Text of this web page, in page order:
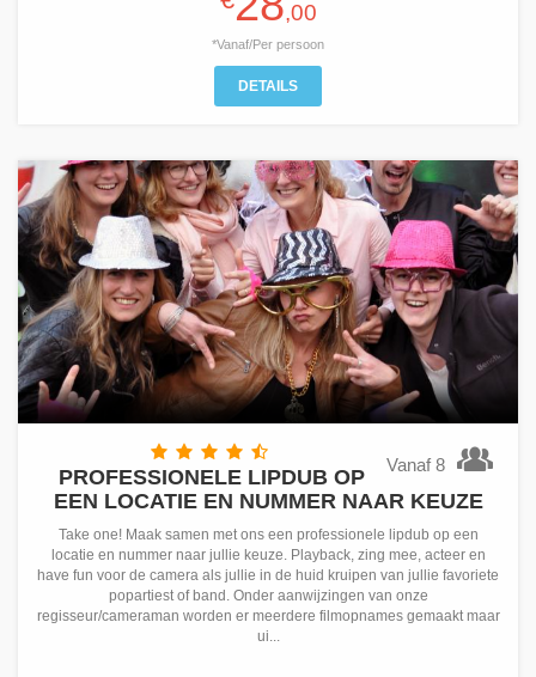
,00
*Vanaf/Per persoon
DETAILS
Vanaf 8
PROFESSIONELE LIPDUB OP
EEN LOCATIE EN NUMMER NAAR KEUZE
Take one! Maak samen met ons een professionele lipdub op een
locatie en nummer naar jullie keuze. Playback, zing mee, acteer en
have fun voor de camera als jullie in de huid kruipen van jullie favoriete
popartiest of band. Onder aanwijzingen van onze
regisseur/cameraman worden er meerdere filmopnames gemaakt maar
ui...